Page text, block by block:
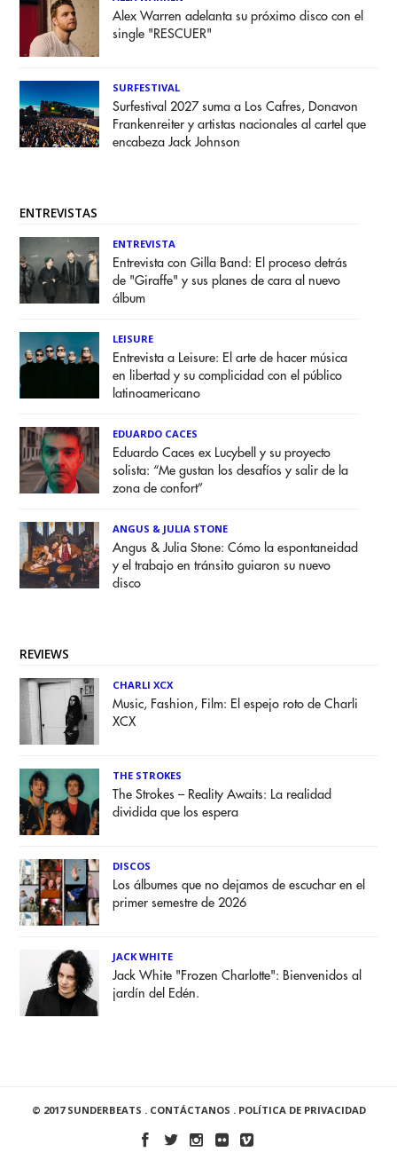
Alex Warren adelanta su próximo disco con el
single "RESCUER"
SURFESTIVAL
Surfestival 2027 suma a Los Cafres, Donavon
Frankenreiter y artistas nacionales al cartel que
encabeza Jack Johnson
ENTREVISTAS
ENTREVISTA
Entrevista con Gilla Band: El proceso detrás
de "Giraffe" y sus planes de cara al nuevo
álbum
LEISURE
Entrevista a Leisure: El arte de hacer música
en libertad y su complicidad con el público
latinoamericano
EDUARDO CACES
Eduardo Caces ex Lucybell y su proyecto
solista: “Me gustan los desafíos y salir de la
zona de confort”
ANGUS & JULIA STONE
Angus & Julia Stone: Cómo la espontaneidad
y el trabajo en tránsito guiaron su nuevo
disco
REVIEWS
CHARLI XCX
Music, Fashion, Film: El espejo roto de Charli
XCX
THE STROKES
The Strokes – Reality Awaits: La realidad
dividida que los espera
DISCOS
Los álbumes que no dejamos de escuchar en el
primer semestre de 2026
JACK WHITE
Jack White "Frozen Charlotte": Bienvenidos al
jardín del Edén.
© 2017 SUNDERBEATS . CONTÁCTANOS . POLÍTICA DE PRIVACIDAD